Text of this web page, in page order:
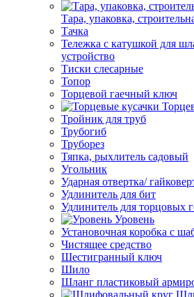
Тара, упаковка,
Тачка
Тележка с катушкой для
устройство
Тиски слесарные
Топор
Торцевой гаечный ключ
Тройник для труб
Трубогиб
Труборез
Тяпка, рыхлитель садовый
Угольник
Ударная отвертка/
Удлинитель для бит
Удлинитель для торцовых
Уровень
Установочная коробка с
Чистящее средство
Шестигранный ключ
Шило
Шланг пластиковый